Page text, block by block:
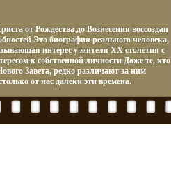
от Рождества до Вознесения воссоздан
Это биография реального человека,
интерес у жителя XX столетия с
к собственной личности Даже те, кто
Завета, редко различают за ним
от нас далеки эти времена.